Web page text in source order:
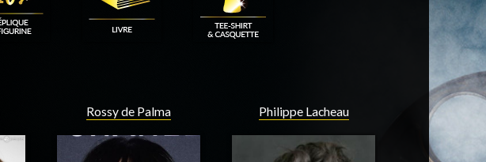
Rossy de Palma Philippe Lacheau